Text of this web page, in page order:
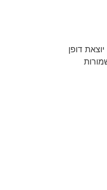
יוצאת דופן